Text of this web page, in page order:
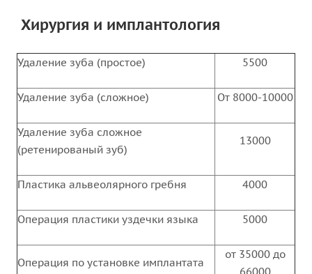
Хирургия и имплантология
Удаление зуба (простое) 5500
Удаление зуба (сложное) От 8000-10000
Удаление зуба сложное
(ретенированый зуб)
13000
Пластика альвеолярного гребня 4000
Операция пластики уздечки языка 5000
Операция по установке имплантата
от 35000 до